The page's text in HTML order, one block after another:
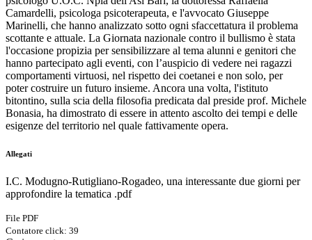
Camardelli, psicologa psicoterapeuta, e l'avvocato Giuseppe
Marinelli, che hanno analizzato sotto ogni sfaccettatura il problema
scottante e attuale. La Giornata nazionale contro il bullismo è stata
l'occasione propizia per sensibilizzare al tema alunni e genitori che
hanno partecipato agli eventi, con l’auspicio di vedere nei ragazzi
comportamenti virtuosi, nel rispetto dei coetanei e non solo, per
poter costruire un futuro insieme. Ancora una volta, l'istituto
bitontino, sulla scia della filosofia predicata dal preside prof. Michele
Bonasia, ha dimostrato di essere in attento ascolto dei tempi e delle
esigenze del territorio nel quale fattivamente opera.
Allegati
I.C. Modugno-Rutigliano-Rogadeo, una interessante due giorni per
approfondire la tematica .pdf
File PDF
Contatore click: 39